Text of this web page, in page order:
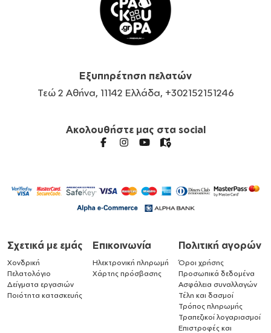
Εξυπηρέτηση πελατών
Τεώ 2 Αθήνα, 11142 Ελλάδα, +302152151246
Ακολουθήστε μας στα social
Σχετικά με εμάς
Χονδρική
Πελατολόγιο
Δείγματα εργασιών
Ποιότητα κατασκευής
Επικοινωνία
Ηλεκτρονική πληρωμή
Χάρτης πρόσβασης
Πολιτική αγορών
Όροι χρήσης
Προσωπικά δεδομένα
Ασφάλεια συναλλαγών
Τέλη και δασμοί
Τρόπος πληρωμής
Τραπεζικοί λογαριασμοί
Επιστροφές και